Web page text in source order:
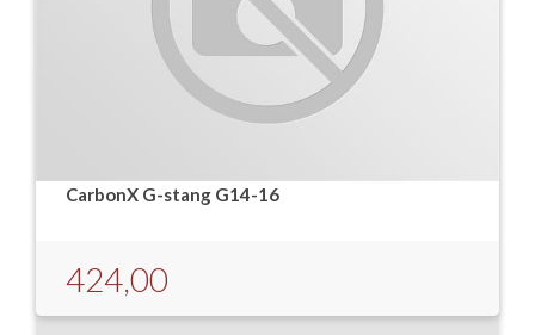
CarbonX G-stang G14-16
424,00